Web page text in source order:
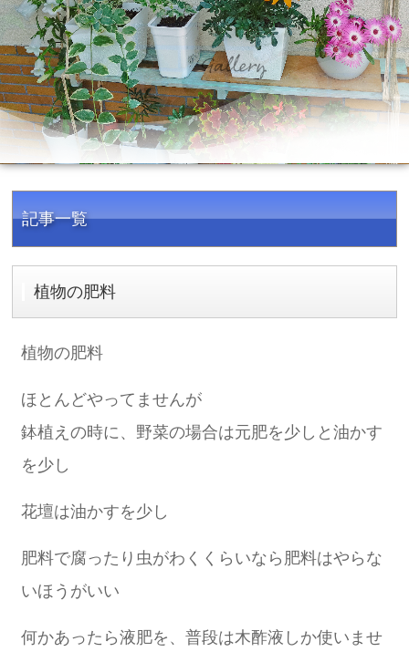
記事一覧
植物の肥料
植物の肥料
ほとんどやってませんが
鉢植えの時に、野菜の場合は元肥を少しと油かす
を少し
花壇は油かすを少し
肥料で腐ったり虫がわくくらいなら肥料はやらな
いほうがいい
何かあったら液肥を、普段は木酢液しか使いませ